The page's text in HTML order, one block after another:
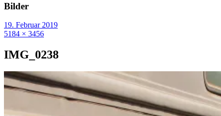
Bilder
19. Februar 2019
5184 × 3456
IMG_0238